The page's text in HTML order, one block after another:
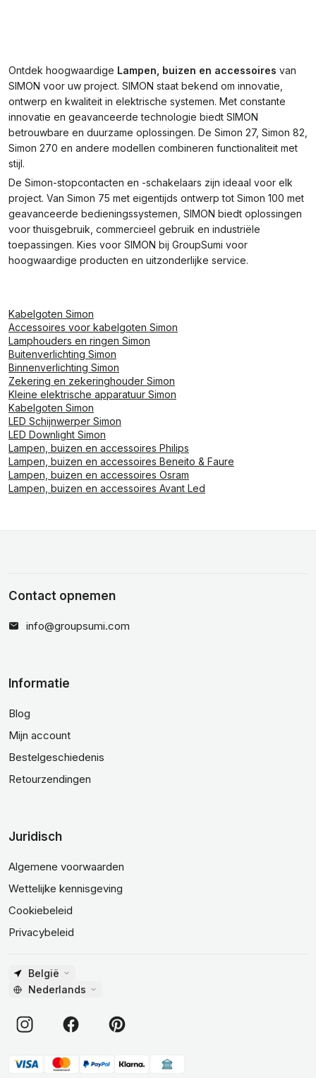
Ontdek hoogwaardige Lampen, buizen en accessoires van
SIMON voor uw project. SIMON staat bekend om innovatie,
ontwerp en kwaliteit in elektrische systemen. Met constante
innovatie en geavanceerde technologie biedt SIMON
betrouwbare en duurzame oplossingen. De Simon 27, Simon 82,
Simon 270 en andere modellen combineren functionaliteit met
stijl.
De Simon-stopcontacten en -schakelaars zijn ideaal voor elk
project. Van Simon 75 met eigentijds ontwerp tot Simon 100 met
geavanceerde bedieningssystemen, SIMON biedt oplossingen
voor thuisgebruik, commercieel gebruik en industriële
toepassingen. Kies voor SIMON bij GroupSumi voor
hoogwaardige producten en uitzonderlijke service.
Kabelgoten Simon
Accessoires voor kabelgoten Simon
Lamphouders en ringen Simon
Buitenverlichting Simon
Binnenverlichting Simon
Zekering en zekeringhouder Simon
Kleine elektrische apparatuur Simon
Kabelgoten Simon
LED Schijnwerper Simon
LED Downlight Simon
Lampen, buizen en accessoires Philips
Lampen, buizen en accessoires Beneito & Faure
Lampen, buizen en accessoires Osram
Lampen, buizen en accessoires Avant Led
Contact opnemen
info@groupsumi.com
Informatie
Blog
Mijn account
Bestelgeschiedenis
Retourzendingen
Juridisch
Algemene voorwaarden
Wettelijke kennisgeving
Cookiebeleid
Privacybeleid
België
Nederlands